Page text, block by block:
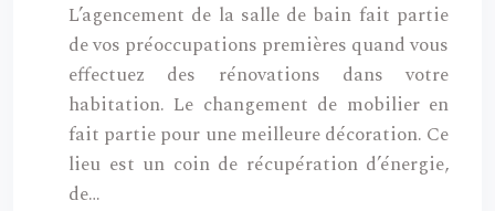
L’agencement de la salle de bain fait partie
de vos préoccupations premières quand vous
effectuez des rénovations dans votre
habitation. Le changement de mobilier en
fait partie pour une meilleure décoration. Ce
lieu est un coin de récupération d’énergie,
de…